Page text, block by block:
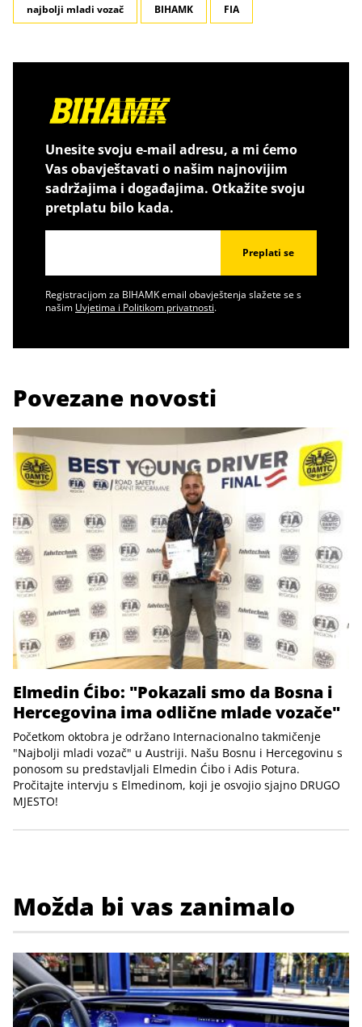
najbolji mladi vozač BIHAMK FIA
Unesite svoju e-mail adresu, a mi ćemo
Vas obavještavati o našim najnovijim
sadržajima i događajima. Otkažite svoju
pretplatu bilo kada.
Preplati se
Registracijom za BIHAMK email obavještenja slažete se s
našim Uvjetima i Politikom privatnosti.
Povezane novosti
Elmedin Ćibo: "Pokazali smo da Bosna i
Hercegovina ima odlične mlade vozače"
Početkom oktobra je održano Internacionalno takmičenje
"Najbolji mladi vozač" u Austriji. Našu Bosnu i Hercegovinu s
ponosom su predstavljali Elmedin Ćibo i Adis Potura.
Pročitajte intervju s Elmedinom, koji je osvojio sjajno DRUGO
MJESTO!
Možda bi vas zanimalo